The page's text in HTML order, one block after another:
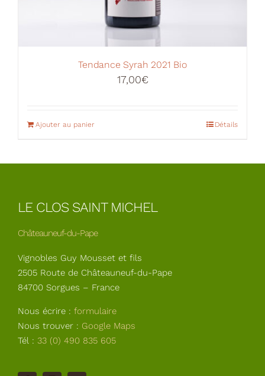
Tendance Syrah 2021 Bio
17,00€
Ajouter au panier Détails
LE CLOS SAINT MICHEL
Châteauneuf-du-Pape
Vignobles Guy Mousset et fils
2505 Route de Châteauneuf-du-Pape
84700 Sorgues – France
Nous écrire : formulaire
Nous trouver : Google Maps
Tél : 33 (0) 490 835 605